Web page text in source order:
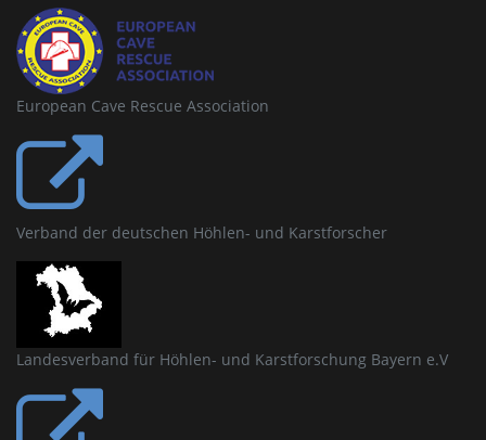
European Cave Rescue Association
Verband der deutschen Höhlen- und Karstforscher
Landesverband für Höhlen- und Karstforschung Bayern e.V